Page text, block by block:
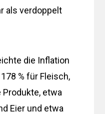
als verdoppelt
die Inflation
% für Fleisch,
etwa
Eier und etwa